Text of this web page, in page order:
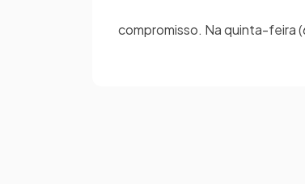
compromisso. Na quinta-feira